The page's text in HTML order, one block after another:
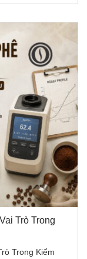
Trò Trong
Trong Kiểm